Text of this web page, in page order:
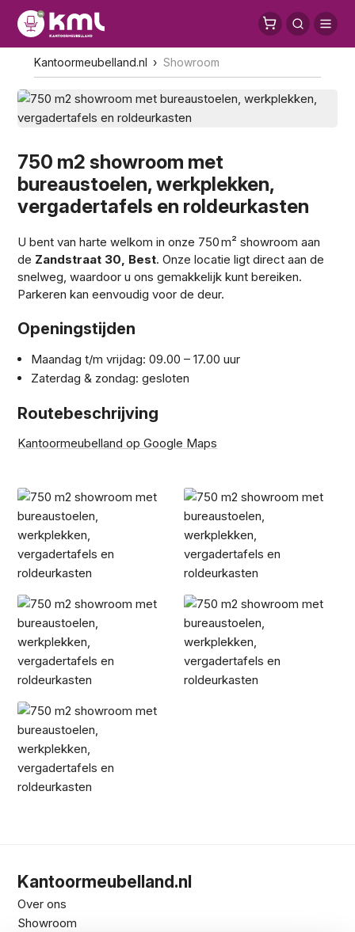
Kantoormeubelland.nl Showroom
750 m2 showroom met
bureaustoelen, werkplekken,
vergadertafels en roldeurkasten
U bent van harte welkom in onze 750 m² showroom aan
de Zandstraat 30, Best. Onze locatie ligt direct aan de
snelweg, waardoor u ons gemakkelijk kunt bereiken.
Parkeren kan eenvoudig voor de deur.
Openingstijden
Maandag t/m vrijdag: 09.00 – 17.00 uur
​Zaterdag & zondag: gesloten
Routebeschrijving
Kantoormeubelland op Google Maps
Kantoormeubelland.nl
Over ons
Showroom